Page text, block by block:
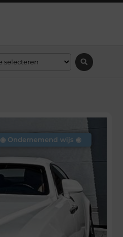
◉ Ondernemend wijs ◉